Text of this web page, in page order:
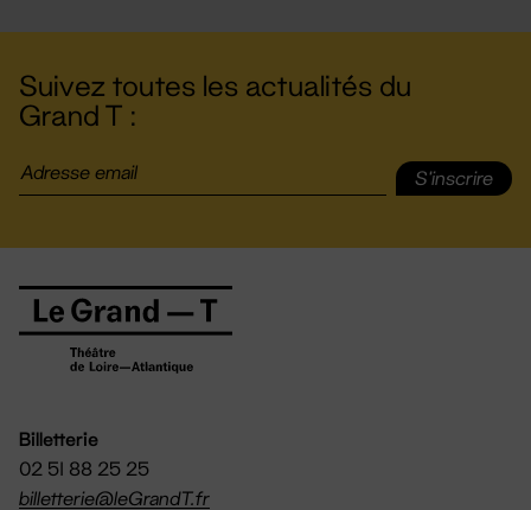
Suivez toutes les actualités du
Grand T :
S'inscrire
Billetterie
02 51 88 25 25
billetterie@leGrandT.fr